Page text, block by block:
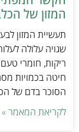
המזון של
תעשיית המזון
שגויה עלולה
ריקות, חומרי
חיטה בכמויות
הסוכר בדם של
לקריאת המאמר »